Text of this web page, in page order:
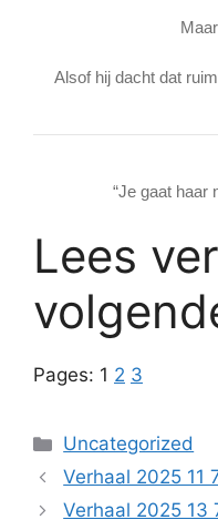
Alsof hij dacht dat
“Je gaat haar
Lees
Pages: 1 2 3
Categories
Uncategorized
Verhaal 2025 11
Verhaal 2025 13